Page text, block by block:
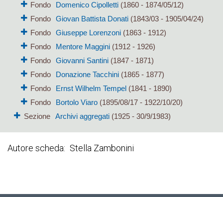
Fondo
Domenico Cipolletti(1860 - 1874/05/12)
Fondo Giovan Battista Donati(1843/03 - 1905/04/24)
Fondo Giuseppe Lorenzoni(1863 - 1912)
Fondo
Mentore Maggini(1912 - 1926)
Fondo Giovanni Santini(1847 - 1871)
Fondo
Donazione Tacchini(1865 - 1877)
Fondo
Ernst Wilhelm Tempel(1841 - 1890)
Fondo
Bortolo Viaro(1895/08/17 - 1922/10/20)
Sezione
Archivi aggregati(1925 - 30/9/1983)
Autore scheda Stella Zambonini